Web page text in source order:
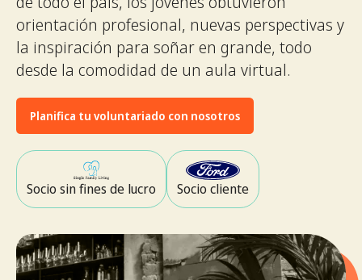
orientación profesional, nuevas perspectivas y
la inspiración para soñar en grande, todo
desde la comodidad de un aula virtual.
Planifica tu voluntariado con nosotros
Socio sin fines de lucro Socio cliente